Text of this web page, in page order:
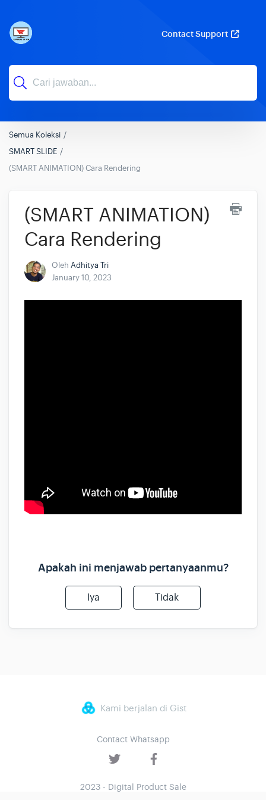
Contact Support
Semua Koleksi
SMART SLIDE
(SMART ANIMATION) Cara Rendering
(SMART ANIMATION)
Cara Rendering
Oleh Adhitya Tri
January 10, 2023
Apakah ini menjawab pertanyaanmu?
Iya Tidak
Kami berjalan di Gist
Contact Whatsapp
2023 - Digital Product Sale